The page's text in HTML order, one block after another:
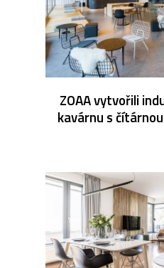
ZOAA vytvořili
kavárnu s